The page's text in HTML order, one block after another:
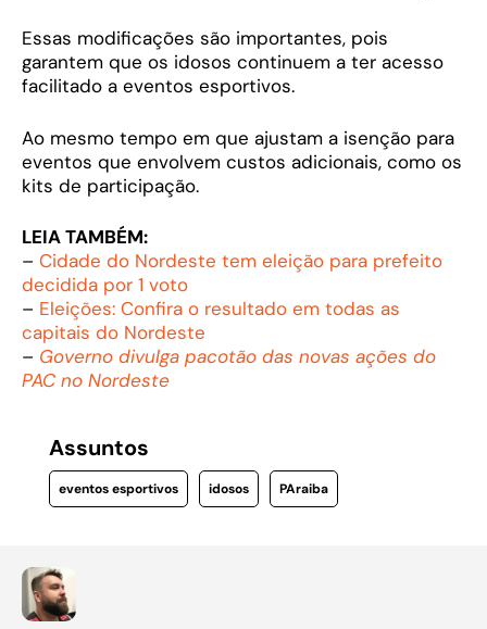
Essas modificações são importantes, pois
garantem que os idosos continuem a ter acesso
facilitado a eventos esportivos.
Ao mesmo tempo em que ajustam a isenção para
eventos que envolvem custos adicionais, como os
kits de participação.
LEIA TAMBÉM:
– Cidade do Nordeste tem eleição para prefeito
decidida por 1 voto
– Eleições: Confira o resultado em todas as
capitais do Nordeste
– Governo divulga pacotão das novas ações do
PAC no Nordeste
Assuntos
eventos esportivos idosos PAraiba